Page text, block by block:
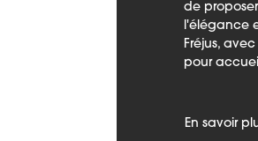
de
l'élégance
Fréjus,
pour
En savoir